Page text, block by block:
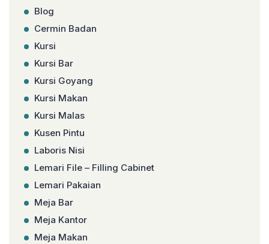
Blog
Cermin Badan
Kursi
Kursi Bar
Kursi Goyang
Kursi Makan
Kursi Malas
Kusen Pintu
Laboris Nisi
Lemari File – Filling Cabinet
Lemari Pakaian
Meja Bar
Meja Kantor
Meja Makan